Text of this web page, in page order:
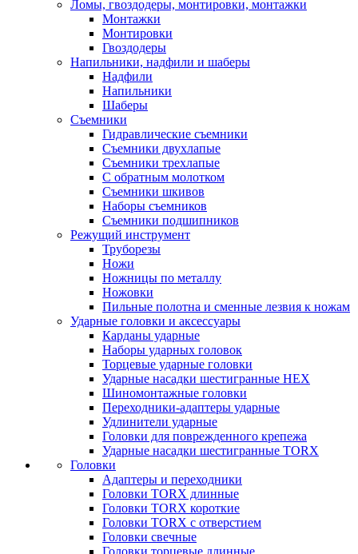
Ломы, гвоздодеры, монтировки, монтажки
Монтажки
Монтировки
Гвоздодеры
Напильники, надфили и шаберы
Надфили
Напильники
Шаберы
Съемники
Гидравлические съемники
Съемники двухлапые
Съемники трехлапые
С обратным молотком
Съемники шкивов
Наборы съемников
Съемники подшипников
Режущий инструмент
Труборезы
Ножи
Ножницы по металлу
Ножовки
Пильные полотна и сменные лезвия к ножам
Ударные головки и аксессуары
Карданы ударные
Наборы ударных головок
Торцевые ударные головки
Ударные насадки шестигранные HEX
Шиномонтажные головки
Переходники-адаптеры ударные
Удлинители ударные
Головки для поврежденного крепежа
Ударные насадки шестигранные TORX
Головки
Адаптеры и переходники
Головки TORX длинные
Головки TORX короткие
Головки TORX с отверстием
Головки свечные
Головки торцевые длинные